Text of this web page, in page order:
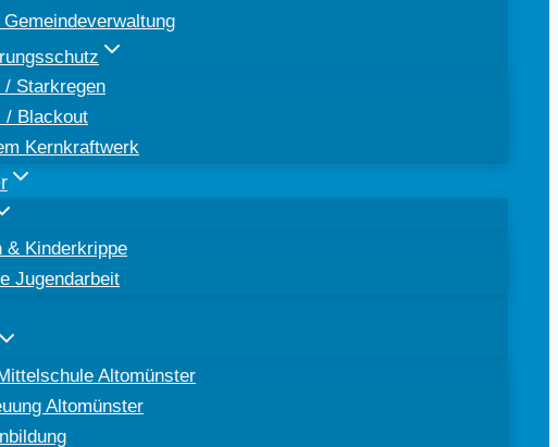
/ Starkregen
/ Blackout
Kernkraftwerk
& Kinderkrippe
Jugendarbeit
Altomünster
Altomünster